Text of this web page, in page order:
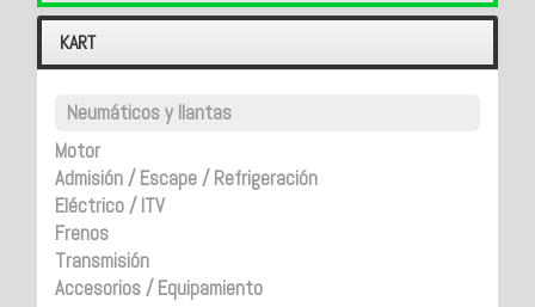
KART
Neumáticos y llantas
Motor
Admisión / Escape / Refrigeración
Eléctrico / ITV
Frenos
Transmisión
Accesorios / Equipamiento